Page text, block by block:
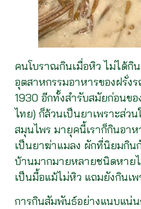
คนโบราณกินเมื่อหิว ไม่ได้กิ
อุตสาหกรรมอาหารของฝรั่ง
1930 อีกทั้งสำรับสมัยก่อนข
ไทย) ก็ล้วนเป็นยาเพราะส่ว
สมุนไพร มายุคนี้เราก็กินอา
เป็นยาฆ่าแมลง ผักที่นิยมกิน
บ้านมากมายหลายชนิดหาย
เป็นมื้อแม้ไม่หิว แถมยังกินเพ
การกินสัมพันธ์อย่างแนบแน่